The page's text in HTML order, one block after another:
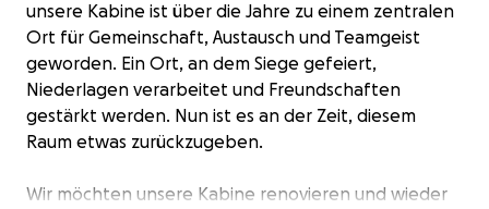
unsere Kabine ist über die Jahre zu einem zentralen
Ort für Gemeinschaft, Austausch und Teamgeist
geworden. Ein Ort, an dem Siege gefeiert,
Niederlagen verarbeitet und Freundschaften
gestärkt werden. Nun ist es an der Zeit, diesem
Raum etwas zurückzugeben.
Wir möchten unsere Kabine renovieren und wieder